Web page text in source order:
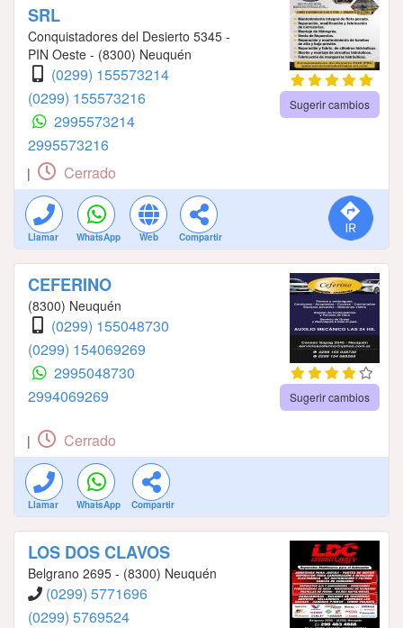
SRL
Conquistadores del Desierto 5345 -
PIN Oeste - (8300) Neuquén
(0299) 155573214
(0299) 155573216
2995573214
2995573216
Sugerir cambios
| Cerrado
Llamar WhatsApp Web Compartir
CEFERINO
(8300) Neuquén
(0299) 155048730
(0299) 154069269
2995048730
2994069269
Sugerir cambios
| Cerrado
Llamar WhatsApp Compartir
LOS DOS CLAVOS
Belgrano 2695 - (8300) Neuquén
(0299) 5771696
(0299) 5769524